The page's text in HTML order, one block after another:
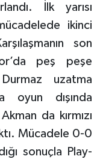
İlk yarısı
ikinci
son
peş peşe
uzatma
oyun dışında
da kırmızı
Mücadele 0-0
sonuçla Play-